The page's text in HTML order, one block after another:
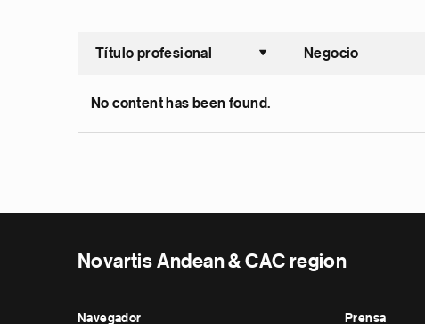
Título profesional
Ordenar
Negocio
No content has been found.
Novartis Andean & CAC region
Navegador Prensa